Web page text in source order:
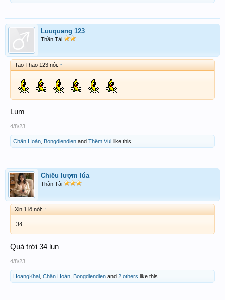
Luuquang 123
Thần Tài
Tao Thao 123 nói: ↑
Lụm
4/8/23
Chân Hoàn Bongdiendien and Thêm Vui like this.
Chiều lượm lúa
Thần Tài
Xin 1 lô nói: ↑
34.
Quá trời 34 lun
4/8/23
HoangKhai Chân Hoàn Bongdiendien and 2 others like this.